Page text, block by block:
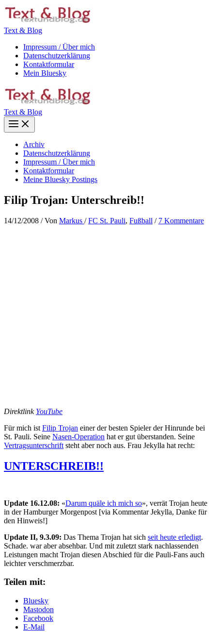
Zum
Inhalt
Text & Blog
Impressum / Über mich
Datenschutzerklärung
Kontaktformular
Mein Bluesky
Text & Blog
Main
Menu
Archiv
Datenschutzerklärung
Impressum / Über mich
Kontaktformular
Meine Bluesky Postings
Filip Trojan: Unterschreib!!
14/12/2008 / Von Markus /FC St. Pauli, Fußball / 7 Kommentare
Direktlink YouTube
Für mich ist Filip Trojan einer der besten Spieler der Hinrunde bei
St. Pauli. Seine Nasen-Operation hat er gut überstanden. Seine
Vertragsunterschrift steht aber noch aus. Frau Jekylla hat recht:
UNTERSCHREIB!!
Update 16.12.08: «Darum quäle ich mich so», verrät Trojan heute
in der Hamburger Morgenpost [via Kommentar Jekylla, Danke für
den Hinweis!]
Update II, 9.3.09: Das Thema Trojan hat sich seit heute erledigt.
Schade. war aber absehbar. Und mit zuletzt stark nachlassenden
Leistungen macht Trojan diesen Abschied für die Pauli-Fans auch
leichter verschmerzbar.
Teilen mit:
Bluesky
Mastodon
Facebook
E-Mail